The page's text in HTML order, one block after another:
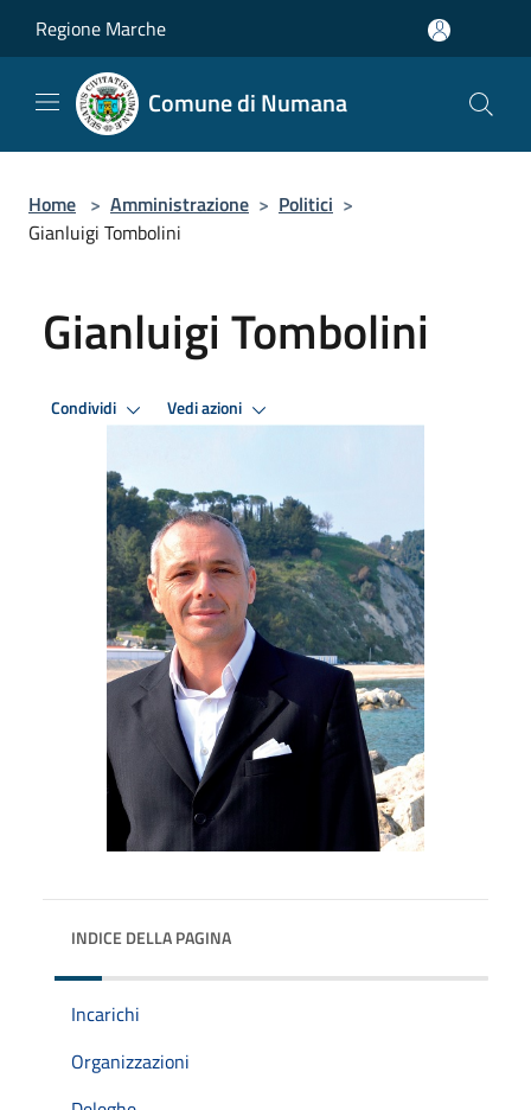
Regione Marche
Comune di Numana
Home > Amministrazione > Politici >
Gianluigi Tombolini
Gianluigi Tombolini
Condividi Vedi azioni
INDICE DELLA PAGINA
Incarichi
Organizzazioni